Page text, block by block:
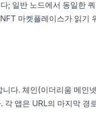
; 일반 노드에서 동일한
마켓플레이스가 읽기
니다. 체인(이더리움 메인
각 앱은 URL의 마지막 경